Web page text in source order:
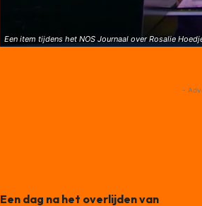
Een item tijdens het NOS Journaal over Rosalie
-
Een dag na het overlijden van